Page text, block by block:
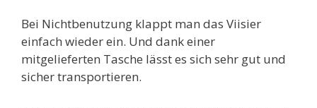
Bei Nichtbenutzung klappt man das Viisier
einfach wieder ein. Und dank einer
mitgelieferten Tasche lässt es sich sehr gut und
sicher transportieren.